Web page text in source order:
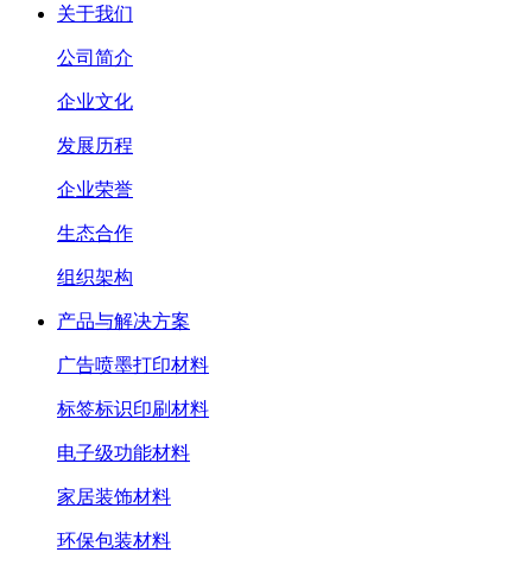
关于我们
公司简介
企业文化
发展历程
企业荣誉
生态合作
组织架构
产品与解决方案
广告喷墨打印材料
标签标识印刷材料
电子级功能材料
家居装饰材料
环保包装材料